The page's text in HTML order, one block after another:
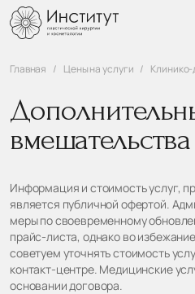
Главная Цены на услуги
вмешательства
Информация и стоимость услуг,
является публичной офертой.
меры по своевременному
прайс-листа, однако во
советуем уточнять стоимость
контакт-центре. Медицинские
основании договора.